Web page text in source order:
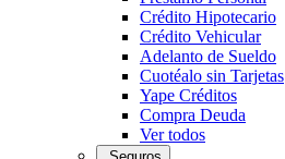
Crédito Hipotecario
Crédito Vehicular
Adelanto de Sueldo
Cuotéalo sin Tarjetas
Yape Créditos
Compra Deuda
Ver todos